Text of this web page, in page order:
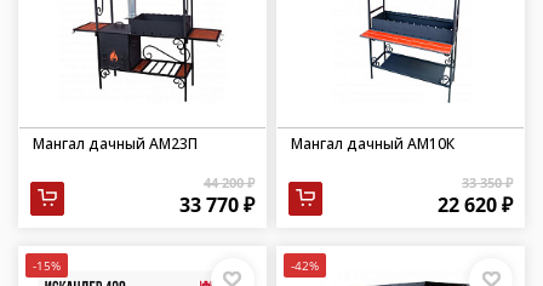
Мангал дачный АМ23П
44 200 ₽
33 770 ₽
Мангал дачный АМ10К
33 350 ₽
22 620 ₽
-15% -42%